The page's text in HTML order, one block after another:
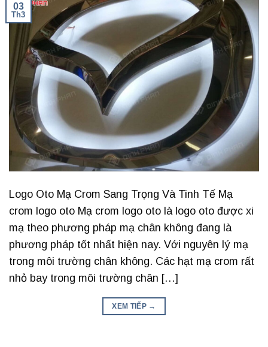
03
Th3
Logo Oto Mạ Crom Sang Trọng Và Tinh Tế Mạ
crom logo oto Mạ crom logo oto là logo oto được xi
mạ theo phương pháp mạ chân không đang là
phương pháp tốt nhất hiện nay. Với nguyên lý mạ
trong môi trường chân không. Các hạt mạ crom rất
nhỏ bay trong môi trường chân […]
XEM TIẾP →